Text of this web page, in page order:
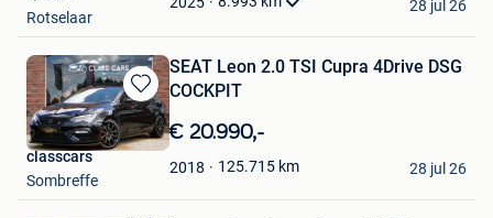
Rotselaar
28 jul 26
Bewaren
in
Mijn
Favorieten
SEAT Leon 2.0 TSI Cupra 4Drive DSG
COCKPIT
€ 20.990,-
2018 125.715 km
classcars
Sombreffe
28 jul 26